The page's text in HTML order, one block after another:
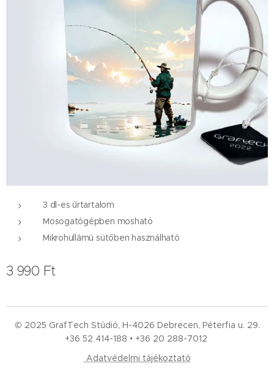
3 dl-es űrtartalom
Mosogatógépben mosható
Mikrohullámú sütőben használható
3 990 Ft
© 2025 GrafTech Stúdió, H-4026 Debrecen, Péterfia u. 29.
+36 52 414-188 • +36 20 288-7012
Adatvédelmi tájékoztató